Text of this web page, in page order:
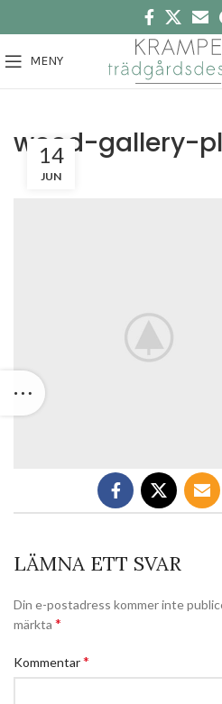
MENY
wood-gallery-
14
JUN
LÄMNA ETT SVAR
Din e-postadress kommer inte
märkta *
Kommentar*